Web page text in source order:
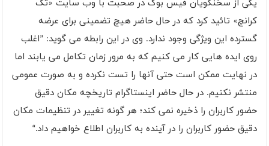
یکی از سخنگویان فیس بوک در صحبت با وب سایت «تک
کرانچ» تائید کرد که در حال حاضر هیچ تضمینی برای عرضه
گسترده این ویژگی وجود ندارد. وی در این رابطه می گوید: ”اغلب
روی ایده هایی کار می کنیم که به مرور زمان تکامل می یابند اما
در نهایت ممکن است حتی آنها را تست نکرده و به صورت عمومی
منتشر نکنیم. در حال حاضر اینستاگرام تاریخچه مکان دقیق
حضور کاربران را ذخیره نمی کند؛ هر گونه تغییر در تنظیمات مکان
دقیق حضور کاربران را در آینده به کاربران اطلاع خواهیم داد.“